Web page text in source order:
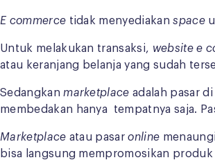
E commerce tidak menyediakanspace
Untuk melakukan transaksi, website e
atau keranjang belanja yang sudah
Sedangkanmarketplaceadalah pasar
membedakan hanya tempatnya saja.
Marketplace atau pasaronline
bisa langsung mempromosikan